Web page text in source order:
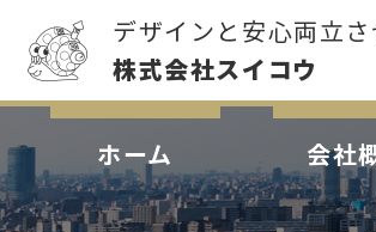
デザインと安心両立
株式会社スイコウ
ホーム 会社